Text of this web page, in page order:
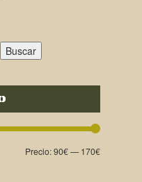
Buscar
Precio:90€—170€